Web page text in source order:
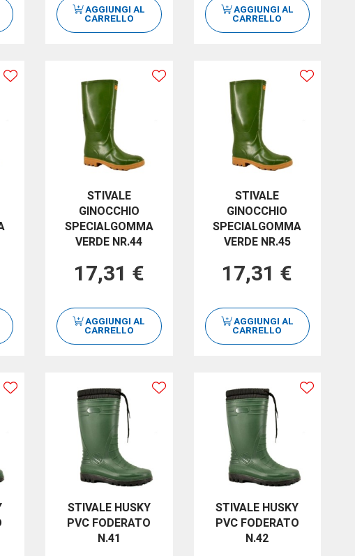
AGGIUNGI AL
CARRELLO
AGGIUNGI AL
CARRELLO
STIVALE
GINOCCHIO
SPECIALGOMMA
VERDE NR.44
17,31 €
AGGIUNGI AL
CARRELLO
STIVALE
GINOCCHIO
SPECIALGOMMA
VERDE NR.45
17,31 €
AGGIUNGI AL
CARRELLO
STIVALE HUSKY
PVC FODERATO
N.41
STIVALE HUSKY
PVC FODERATO
N.42